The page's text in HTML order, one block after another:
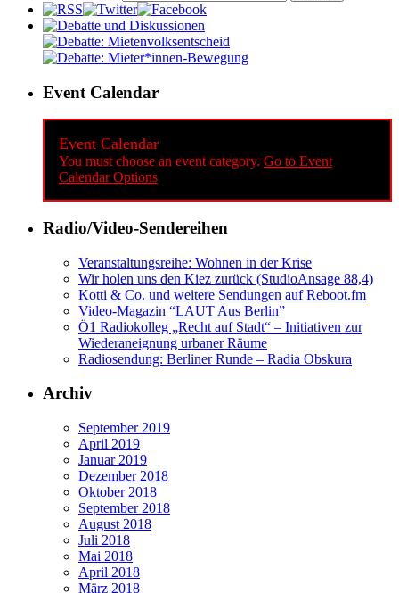
Event Calendar
Event Calendar
You must choose an event category. Go to Event
Calendar Options
Radio/Video-Sendereihen
Veranstaltungsreihe: Wohnen in der Krise
Wir holen uns den Kiez zurück (StudioAnsage 88,4)
Kotti & Co. und weitere Sendungen auf Reboot.fm
Video-Magazin “LAUT Aus Berlin”
Ö1 Radiokolleg „Recht auf Stadt“ – Initiativen zur
Wiederaneignung urbaner Räume
Radiosendung: Berliner Runde – Radia Obskura
Archiv
September 2019
April 2019
Januar 2019
Dezember 2018
Oktober 2018
September 2018
August 2018
Juli 2018
Mai 2018
April 2018
März 2018